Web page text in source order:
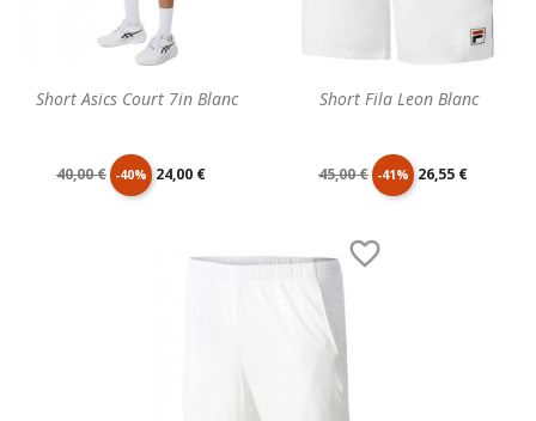
Short Asics Court 7in Blanc
Prix
40,00 € -40% Prix
24,00 €
Short Fila Leon Blanc
Prix
base
45,00 € -41% Prix
26,55 €
